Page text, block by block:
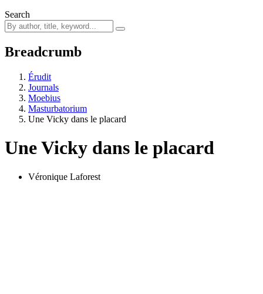
Search
Breadcrumb
Érudit
Journals
Moebius
Masturbatorium
Une Vicky dans le placard
Une Vicky dans le placard
Véronique Laforest